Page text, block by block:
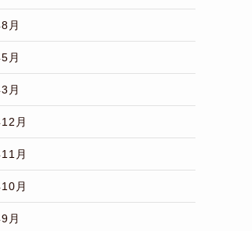
月
月
月
月
月
月
月